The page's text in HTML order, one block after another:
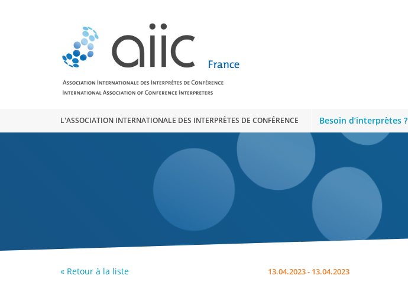
L'ASSOCIATION INTERNATIONALE DES INTERPRÈTES DE CONFÉRENCE Besoin d’interprètes ?
« Retour à la liste 13.04.2023 - 13.04.2023